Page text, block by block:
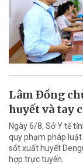
Lâm Đồng
huyết và tay
Ngày 6/8, Sở Y tế
quy phạm pháp
sốt xuất huyết
hợp trực tuyến.